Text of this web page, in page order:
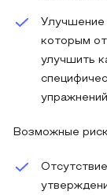
Улучшение
которым
улучшить
Возможные